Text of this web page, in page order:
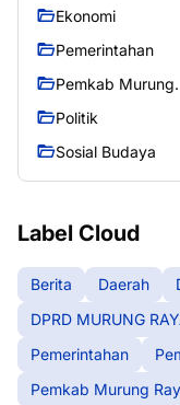
Ekonomi
Pemerintahan
Pemkab Murung
Politik
Sosial Budaya
Label Cloud
Berita Daerah
DPRD MURUNG
Pemerintahan
Pemkab Murung